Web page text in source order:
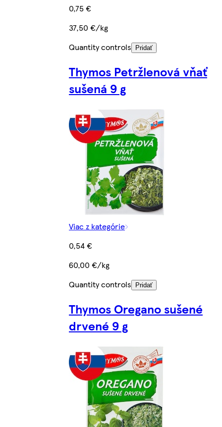
0,75 €
37,50 €/kg
Quantity controls
Pridať
Thymos Petržlenová vňať
sušená 9 g
Viac z kategórie
0,54 €
60,00 €/kg
Quantity controls
Pridať
Thymos Oregano sušené
drvené 9 g